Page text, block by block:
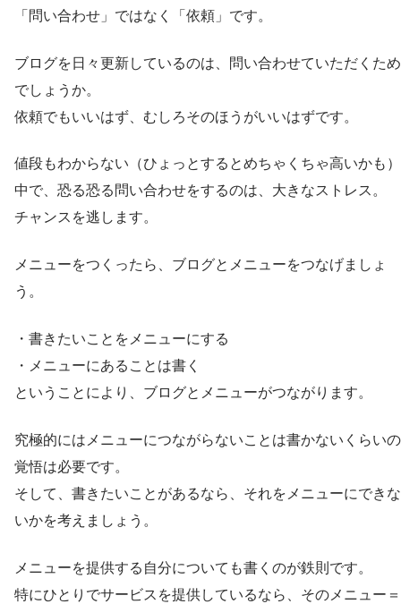
「問い合わせ」ではなく「依頼」です。
ブログを日々更新しているのは、問い合わせていただくため
でしょうか。
依頼でもいいはず、むしろそのほうがいいはずです。
値段もわからない（ひょっとするとめちゃくちゃ高いかも）
中で、恐る恐る問い合わせをするのは、大きなストレス。
チャンスを逃します。
メニューをつくったら、ブログとメニューをつなげましょ
う。
・書きたいことをメニューにする
・メニューにあることは書く
ということにより、ブログとメニューがつながります。
究極的にはメニューにつながらないことは書かないくらいの
覚悟は必要です。
そして、書きたいことがあるなら、それをメニューにできな
いかを考えましょう。
メニューを提供する自分についても書くのが鉄則です。
特にひとりでサービスを提供しているなら、そのメニュー＝